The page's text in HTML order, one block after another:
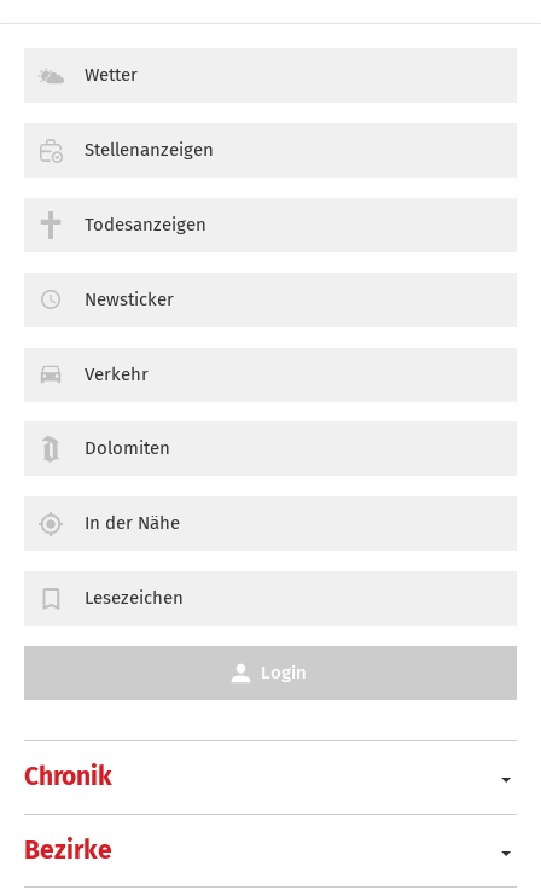
Chronik
Bezirke
Wetter
Stellenanzeigen
Todesanzeigen
Newsticker
Verkehr
Dolomiten
In der Nähe
Lesezeichen
Login